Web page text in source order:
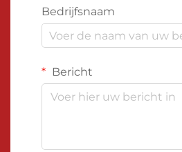
Bedrijfsnaam
Bericht